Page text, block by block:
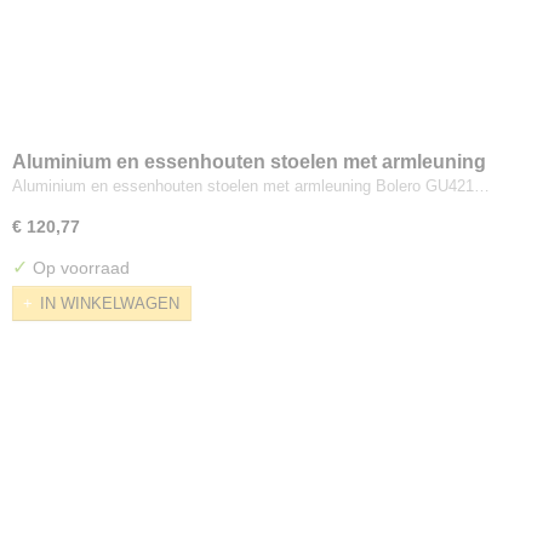
Aluminium en essenhouten stoelen met armleuning
Bolero
Aluminium en essenhouten stoelen met armleuning Bolero GU421…
€ 120,77
✓ Op voorraad
IN WINKELWAGEN